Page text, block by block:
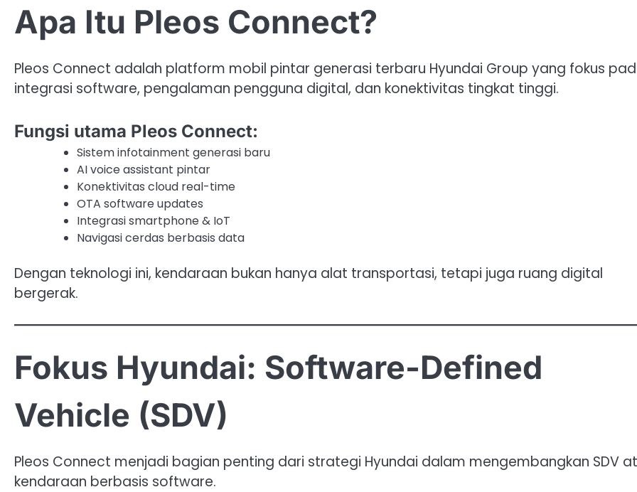
Apa Itu Pleos Connect?
Pleos Connect adalah platform mobil pintar generasi terbaru Hyundai Group yang fokus
integrasi software, pengalaman pengguna digital, dan konektivitas tingkat tinggi.
Fungsi utama Pleos Connect:
Sistem infotainment generasi baru
AI voice assistant pintar
Konektivitas cloud real-time
OTA software updates
Integrasi smartphone & IoT
Navigasi cerdas berbasis data
Dengan teknologi ini, kendaraan bukan hanya alat transportasi, tetapi juga ruang digital
bergerak.
Fokus Hyundai: Software-Defined
Vehicle (SDV)
Pleos Connect menjadi bagian penting dari strategi Hyundai dalam mengembangkan SDV
kendaraan berbasis software.